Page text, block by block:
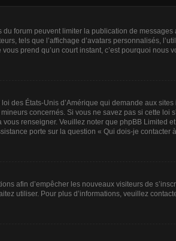
forum peuvent limiter la publication de
tels que l’affichage d’avatars personnalisés,
prend qu’un court instant, c’est pourquoi nous
des États-Unis d’Amérique qui demande aux
concernés. Si vous ne savez pas si cette loi
renseigner. Veuillez noter que phpBB Limited
porte sur la question « Qui dois-je contacter
afin d’empêcher les nouveaux visiteurs de
utiliser. Pour plus d’informations, veuillez